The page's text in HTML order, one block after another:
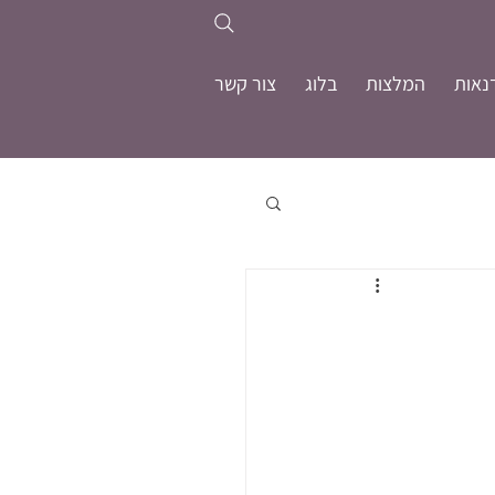
המלצות בלוג צור קשר